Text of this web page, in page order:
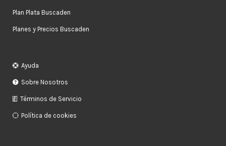
Plan Plata Buscaden
Planes y Precios Buscaden
Ayuda
Sobre Nosotros
Términos de Servicio
Política de cookies